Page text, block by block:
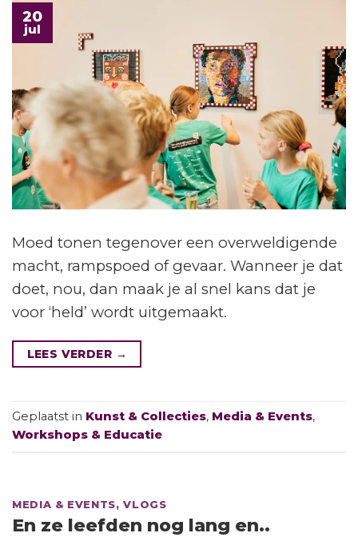
20
jul
Moed tonen tegenover een overweldigende
macht, rampspoed of gevaar. Wanneer je dat
doet, nou, dan maak je al snel kans dat je
voor ‘held’ wordt uitgemaakt.
LEES VERDER →
Geplaatst in Kunst & Collecties, Media & Events,
Workshops & Educatie
MEDIA & EVENTS,VLOGS
En ze leefden nog lang en..